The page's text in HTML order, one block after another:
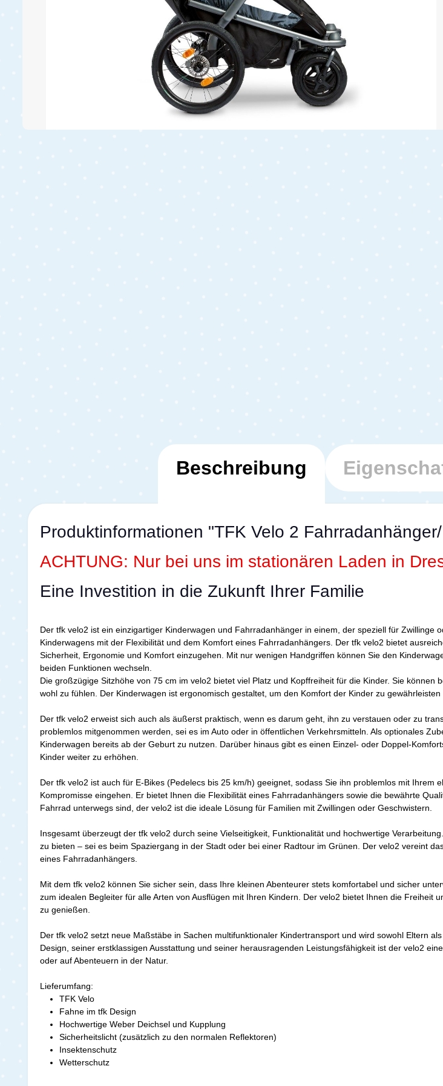
Beschreibung
Produktinformationen "TFK Velo 2
ACHTUNG: Nur bei uns im stationären Laden in
Eine Investition in die Zukunft Ihrer Familie
Der tfk velo2 ist ein einzigartiger Kinderwagen und Fahrradanhänger in einem, der speziell für
Kinderwagens mit der Flexibilität und dem Komfort eines Fahrradanhängers. Der tfk velo2 bietet
Sicherheit, Ergonomie und Komfort einzugehen. Mit nur wenigen Handgriffen können Sie den
beiden Funktionen wechseln.
Die großzügige Sitzhöhe von 75 cm im velo2 bietet viel Platz und Kopffreiheit für die Kinder. Sie
wohl zu fühlen. Der Kinderwagen ist ergonomisch gestaltet, um den Komfort der Kinder zu
Der tfk velo2 erweist sich auch als äußerst praktisch, wenn es darum geht, ihn zu verstauen oder zu
problemlos mitgenommen werden, sei es im Auto oder in öffentlichen Verkehrsmitteln. Als optionales
Kinderwagen bereits ab der Geburt zu nutzen. Darüber hinaus gibt es einen Einzel- oder Doppel-
Kinder weiter zu erhöhen.
Der tfk velo2 ist auch für E-Bikes (Pedelecs bis 25 km/h) geeignet, sodass Sie ihn problemlos mit
Kompromisse eingehen. Er bietet Ihnen die Flexibilität eines Fahrradanhängers sowie die bewährte
Fahrrad unterwegs sind, der velo2 ist die ideale Lösung für Familien mit Zwillingen oder Geschwistern.
Insgesamt überzeugt der tfk velo2 durch seine Vielseitigkeit, Funktionalität und hochwertige
zu bieten – sei es beim Spaziergang in der Stadt oder bei einer Radtour im Grünen. Der velo2 vereint
eines Fahrradanhängers.
Mit dem tfk velo2 können Sie sicher sein, dass Ihre kleinen Abenteurer stets komfortabel und sicher
zum idealen Begleiter für alle Arten von Ausflügen mit Ihren Kindern. Der velo2 bietet Ihnen die
zu genießen.
Der tfk velo2 setzt neue Maßstäbe in Sachen multifunktionaler Kindertransport und wird sowohl Eltern
Design, seiner erstklassigen Ausstattung und seiner herausragenden Leistungsfähigkeit ist der velo2
oder auf Abenteuern in der Natur.
Lieferumfang:
TFK Velo
Fahne im tfk Design
Hochwertige Weber Deichsel und Kupplung
Sicherheitslicht (zusätzlich zu den normalen Reflektoren)
Insektenschutz
Wetterschutz